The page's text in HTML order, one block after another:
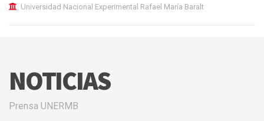
Universidad Nacional Experimental Rafael María Baralt
NOTICIAS
Prensa UNERMB